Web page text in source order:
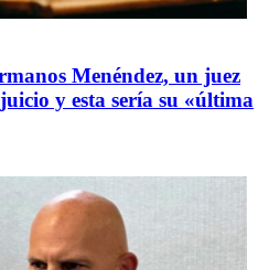
Menéndez, un juez
y esta sería su «última